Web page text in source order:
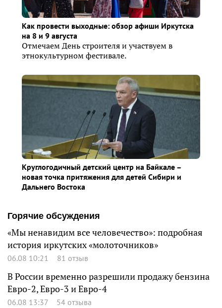
Как провести выходные: обзор афиши Иркутска
на 8 и 9 августа
Отмечаем День строителя и участвуем в
этнокультурном фестивале.
Круглогодичный детский центр на Байкале –
новая точка притяжения для детей Сибири и
Дальнего Востока
Горячие обсуждения
«Мы ненавидим все человечество»: подробная
история иркутских «молоточников»
06.08 10:21 81 отзыв
В России временно разрешили продажу бензина
Евро-2, Евро-3 и Евро-4
06.08 13:37 54 отзыва